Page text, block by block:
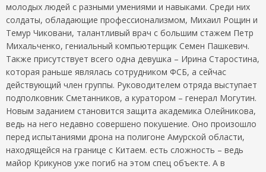
молодых людей с разными умениями и навыками. Среди них
солдаты, обладающие профессионализмом, Михаил Рощин и
Темур Чиковани, талантливый врач с большим стажем Петр
Михальченко, гениальный компьютерщик Семен Пашкевич.
Также присутствует всего одна девушка – Ирина Старостина,
которая раньше являлась сотрудником ФСБ, а сейчас
действующий член группы. Руководителем отряда выступает
подполковник Сметанников, а куратором – генерал Могутин.
Новым заданием становится защита академика Олейникова,
ведь на него недавно совершено покушение. Оно произошло
перед испытаниями дрона на полигоне Амурской области,
находящейся на границе с Китаем. есть сложность – ведь
майор Крикунов уже погиб на этом спец объекте. А в